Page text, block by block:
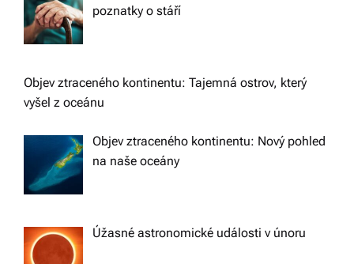
poznatky o stáří
Objev ztraceného kontinentu: Tajemná ostrov, který
vyšel z oceánu
Objev ztraceného kontinentu: Nový pohled
na naše oceány
Úžasné astronomické události v únoru